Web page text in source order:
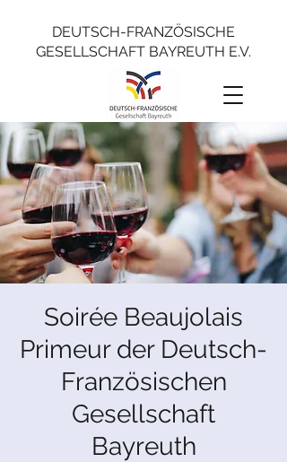
DEUTSCH-FRANZÖSISCHE
GESELLSCHAFT BAYREUTH E.V.
Soirée Beaujolais
Primeur der Deutsch-
Französischen
Gesellschaft
Bayreuth